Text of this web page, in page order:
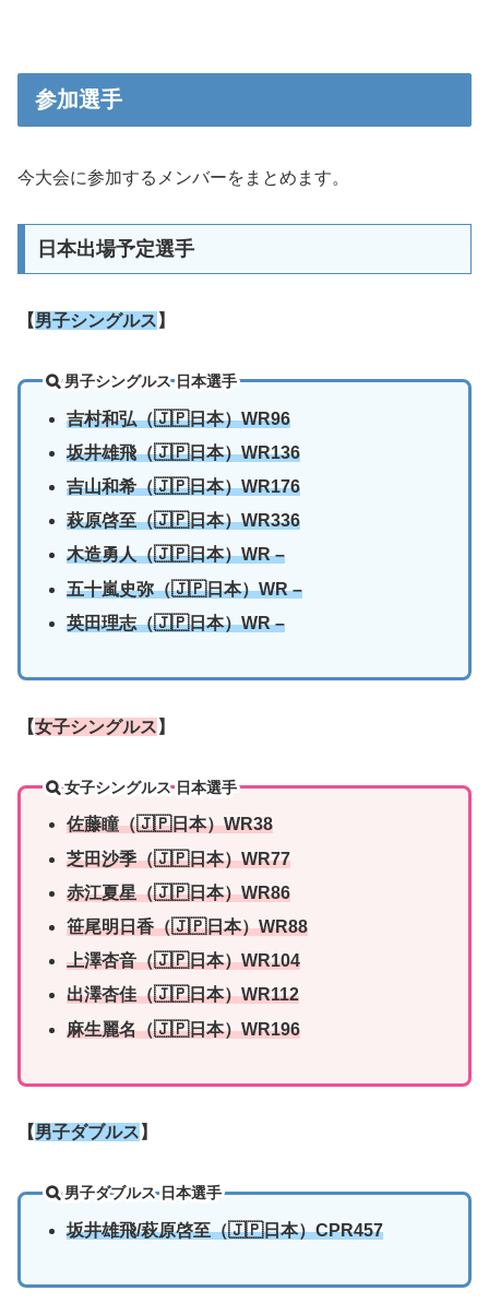
参加選手
今大会に参加するメンバーをまとめます。
日本出場予定選手
【男子シングルス 】
男子シングルス 日本選手
吉村和弘（🇯🇵日本）WR96
坂井雄飛（🇯🇵日本）WR136
吉山和希（🇯🇵日本）WR176
萩原啓至（🇯🇵日本）WR336
木造勇人（🇯🇵日本）WR–
五十嵐史弥（🇯🇵日本）WR–
英田理志（🇯🇵日本）WR –
【女子シングルス 】
女子シングルス 日本選手
佐藤瞳（🇯🇵日本）WR38
芝田沙季（🇯🇵日本）WR77
赤江夏星（🇯🇵日本）WR86
笹尾明日香（🇯🇵日本）WR88
上澤杏音（🇯🇵日本）WR104
出澤杏佳（🇯🇵日本）WR112
麻生麗名（🇯🇵日本）WR196
【男子ダブルス 】
男子ダブルス 日本選手
坂井雄飛/萩原啓至（🇯🇵日本）CPR457